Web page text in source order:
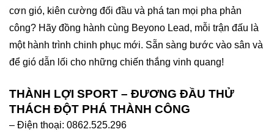
cơn gió, kiên cường đối đầu và phá tan mọi pha phản
công? Hãy đồng hành cùng Beyono Lead, mỗi trận đấu là
một hành trình chinh phục mới. Sẵn sàng bước vào sân và
để gió dẫn lối cho những chiến thắng vinh quang!
THÀNH LỢI SPORT – ĐƯƠNG ĐẦU THỬ
THÁCH ĐỘT PHÁ THÀNH CÔNG
– Điện thoại: 0862.525.296